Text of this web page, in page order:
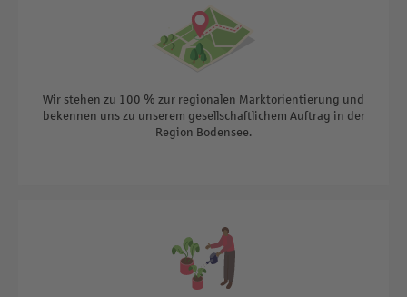
Wir stehen zu 100 % zur regionalen Marktorientierung und
bekennen uns zu unserem gesellschaftlichem Auftrag in der
Region Bodensee.